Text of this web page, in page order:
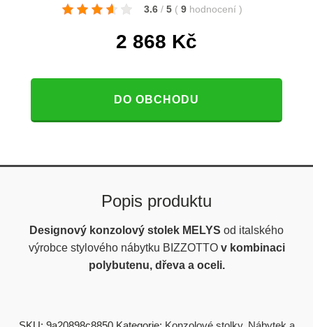
3.6 / 5 ( 9 hodnocení )
2 868 Kč
DO OBCHODU
Popis produktu
Designový konzolový stolek MELYS od italského
výrobce stylového nábytku BIZZOTTO v kombinaci
polybutenu, dřeva a oceli.